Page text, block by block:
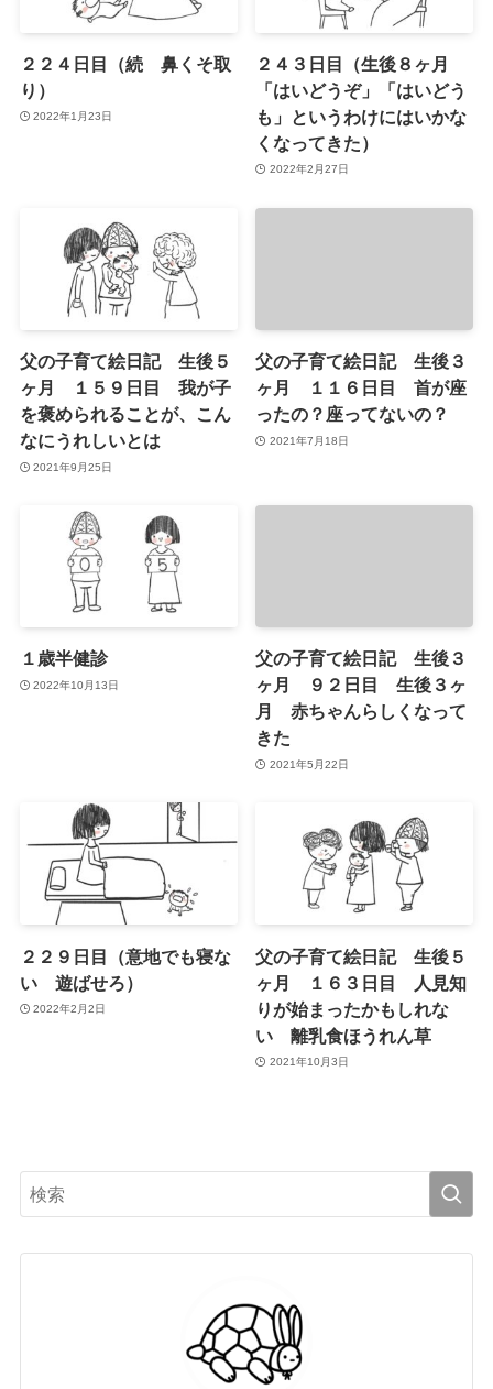
２２４日目（続 鼻くそ取
り）
2022年1月23日
２４３日目（生後８ヶ月
「はいどうぞ」「はいどう
も」というわけにはいかな
くなってきた）
2022年2月27日
父の子育て絵日記 生後５
ヶ月 １５９日目 我が子
を褒められることが、こん
なにうれしいとは
2021年9月25日
父の子育て絵日記 生後３
ヶ月 １１６日目 首が座
ったの？座ってないの？
2021年7月18日
１歳半健診
2022年10月13日
父の子育て絵日記 生後３
ヶ月 ９２日目 生後３ヶ
月 赤ちゃんらしくなって
きた
2021年5月22日
２２９日目（意地でも寝な
い 遊ばせろ）
2022年2月2日
父の子育て絵日記 生後５
ヶ月 １６３日目 人見知
りが始まったかもしれな
い 離乳食ほうれん草
2021年10月3日